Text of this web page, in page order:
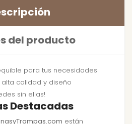
del producto
para tus necesidades
calidad y diseño
sin ellas!
Destacadas
están